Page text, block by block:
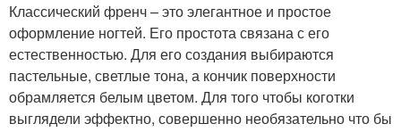
Классический френч – это элегантное и простое
оформление ногтей. Его простота связана с его
естественностью. Для его создания выбираются
пастельные, светлые тона, а кончик поверхности
обрамляется белым цветом. Для того чтобы коготки
выглядели эффектно, совершенно необязательно что бы